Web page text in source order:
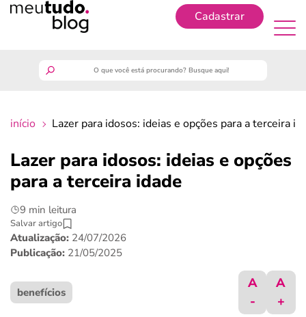
Cadastrar
finanças
benefícios
crédito fácil
últimas notícias
início Lazer para idosos: ideias e opções para a terceira
Lazer para idosos: ideias e opções
para a terceira idade
9 min leitura
Salvar artigo
Atualização: 24/07/2026
Publicação: 21/05/2025
benefícios
A
-
A
+